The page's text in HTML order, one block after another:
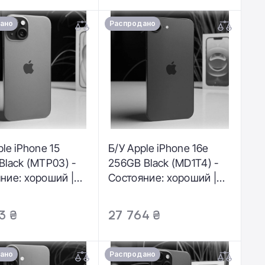
iPhone 15
(MTP03) -
хороший |
3 мес.
₴
Распродано
Б/У Apple iPhone 16e
256GB Black (MD1T4) -
Состояние: хороший |
Гарантія: 3 мес.
27 764 ₴
Распродано